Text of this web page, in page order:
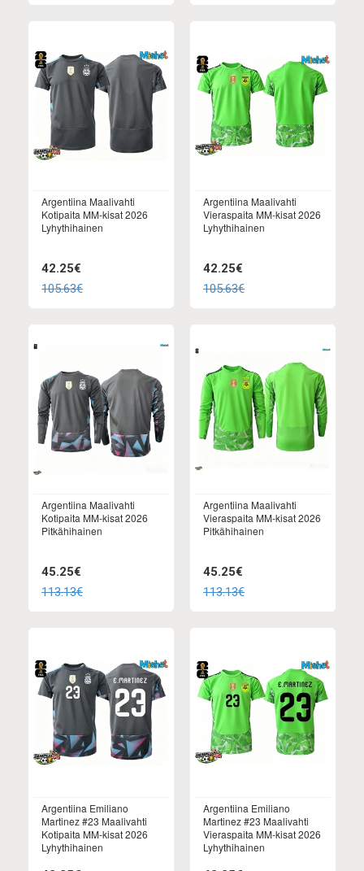
Argentiina Maalivahti
Kotipaita MM-kisat 2026
Lyhythihainen
42.25€
105.63€
Argentiina Maalivahti
Vieraspaita MM-kisat 2026
Lyhythihainen
42.25€
105.63€
Argentiina Maalivahti
Kotipaita MM-kisat 2026
Pitkähihainen
45.25€
113.13€
Argentiina Maalivahti
Vieraspaita MM-kisat 2026
Pitkähihainen
45.25€
113.13€
Argentiina Emiliano
Martinez #23 Maalivahti
Kotipaita MM-kisat 2026
Lyhythihainen
Argentiina Emiliano
Martinez #23 Maalivahti
Vieraspaita MM-kisat 2026
Lyhythihainen